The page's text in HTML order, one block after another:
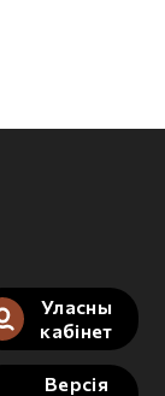
Уласны
кабінет
Версія